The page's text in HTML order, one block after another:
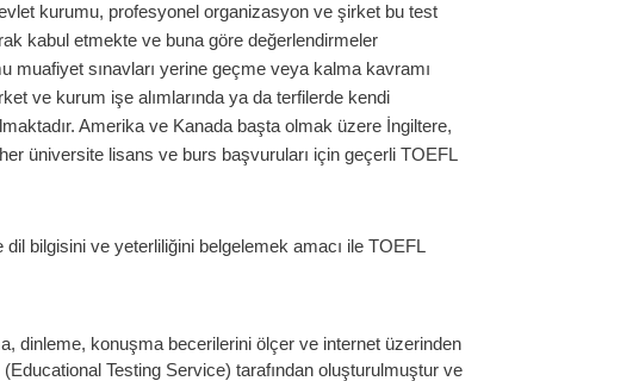
kurumu, profesyonel organizasyon ve şirket bu test
kabul etmekte ve buna göre değerlendirmeler
muafiyet sınavları yerine geçme veya kalma kavramı
ve kurum işe alımlarında ya da terfilerde kendi
Amerika ve Kanada başta olmak üzere İngiltere,
üniversite lisans ve burs başvuruları için geçerli TOEFL
bilgisini ve yeterliliğini belgelemek amacı ile TOEFL
dinleme, konuşma becerilerini ölçer ve internet üzerinden
Testing Service) tarafından oluşturulmuştur ve